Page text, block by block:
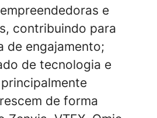
e
contribuindo para
de engajamento;
de tecnologia e
de forma